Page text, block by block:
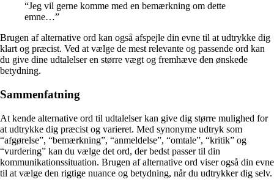
“Jeg vil gerne komme med en bemærkning om dette
emne…”
Brugen af alternative ord kan også afspejle din evne til at udtrykke dig
klart og præcist. Ved at vælge de mest relevante og passende ord kan
du give dine udtalelser en større vægt og fremhæve den ønskede
betydning.
Sammenfatning
At kende alternative ord til udtalelser kan give dig større mulighed for
at udtrykke dig præcist og varieret. Med synonyme udtryk som
“afgørelse”, “bemærkning”, “anmeldelse”, “omtale”, “kritik” og
“vurdering” kan du vælge det ord, der bedst passer til din
kommunikationssituation. Brugen af alternative ord viser også din evne
til at vælge den rigtige nuance og betydning, når du udtrykker dig selv.